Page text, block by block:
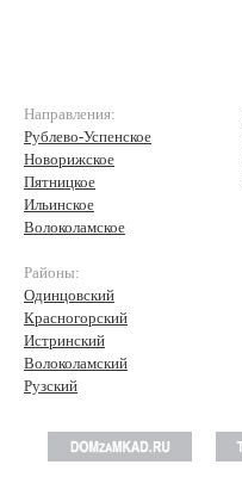
Направления:
Рублево-Успенское
Новорижское
Пятницкое
Ильинское
Волоколамское
Районы:
Одинцовский
Красногорский
Истринский
Волоколамский
Рузский